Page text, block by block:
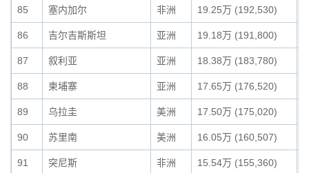
85 塞内加尔 非洲 19.25万 (192,530)
86 吉尔吉斯斯坦 亚洲 19.18万 (191,800)
87 叙利亚 亚洲 18.38万 (183,780)
88 柬埔寨 亚洲 17.65万 (176,520)
89 乌拉圭 美洲 17.50万 (175,020)
90 苏里南 美洲 16.05万 (160,507)
91 突尼斯 非洲 15.54万 (155,360)